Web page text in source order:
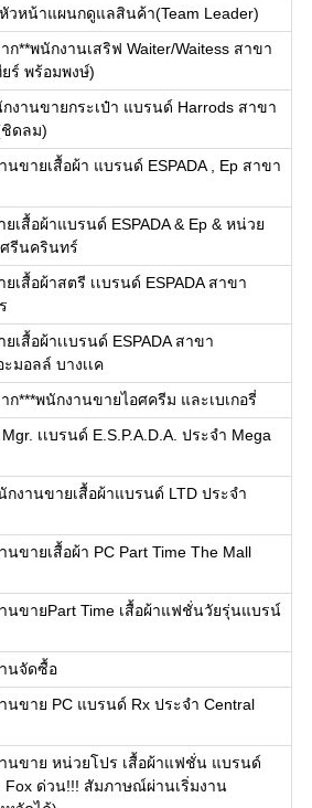
วหน้าแผนกดูแลสินค้า(Team Leader)
ก**พนักงานเสริฟ Waiter/Waitess สาขา
ยร์ พร้อมพงษ์)
กงานขายกระเป๋า แบรนด์ Harrods สาขา
ชิดลม)
นขายเสื้อผ้า แบรนด์ ESPADA , Ep สาขา
ยเสื้อผ้าแบรนด์ ESPADA & Ep & หน่วย
ศรีนครินทร์
ยเสื้อผ้าสตรี เเบรนด์ ESPADA สาขา
ยเสื้อผ้าเเบรนด์ ESPADA สาขา
มอลล์ บางเเค
ก***พนักงานขายไอศครีม และเบเกอรี่
เเบรนด์ E.S.P.A.D.A. ประจำ Mega
กงานขายเสื้อผ้าแบรนด์ LTD ประจำ
นขายเสื้อผ้า PC Part Time The Mall
นขายPart Time เสื้อผ้าแฟชั่นวัยรุ่นแบรน์
นจัดซื้อ
นขาย PC แบรนด์ Rx ประจำ Central
นขาย หน่วยโปร เสื้อผ้าแฟชั่น แบรนด์
Fox ด่วน!!! สัมภาษณ์ผ่านเริ่มงาน